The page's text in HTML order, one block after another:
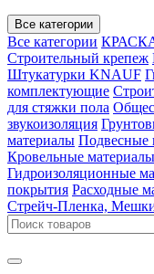
Все категории
Все категории
Строительный крепеж
Штукатурки KNAUF
комплектующие
для стяжки пола
звукоизоляция
материалы Подвесные
Кровельные материалы
Гидроизоляционные
покрытия Расходные
Стрейч-Пленка,